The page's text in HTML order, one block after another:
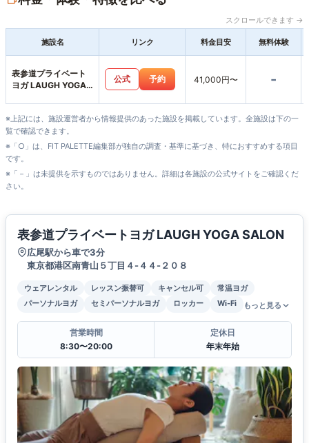
スクロールできます →
施設名 リンク 料金目安 無料体験
表参道プライベート
ヨガ LAUGH YOGA
公式 予約 41,000円〜 -
※上記には、施設運営者から情報提供のあった施設を掲載しています。全施設は下の一
覧で確認できます。
※「○」は、FIT PALETTE編集部が独自の調査・基準に基づき、特におすすめする項目
です。
※「－」は未提供を示すものではありません。詳細は各施設の公式サイトをご確認くだ
さい。
表参道プライベートヨガ LAUGH YOGA SALON
広尾駅から車で3分
東京都港区南青山５丁目４-４４-２０８
ウェアレンタル レッスン振替可 キャンセル可
常温ヨガ
パーソナルヨガ
セミパーソナルヨガ ロッカー Wi-Fi もっと見る
営業時間
8:30〜20:00
定休日
年末年始